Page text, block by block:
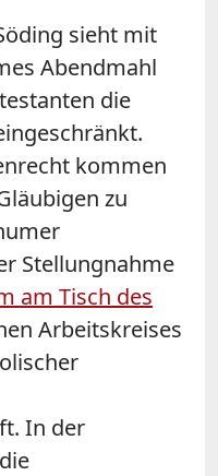
sieht mit
Abendmahl
die
kommen
zu
Stellungnahme
am Tisch des
Arbeitskreises
In der